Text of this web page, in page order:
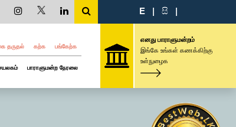
E | සි |
தருதல் கற்க பங்கேற்க
பாராளுமன்ற நேரலை
எனது பாராளுமன்றம்
இங்கே உங்கள் கணக்கிற்கு
உள்நுழைக